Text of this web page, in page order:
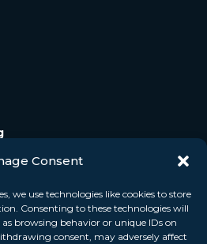
Consent
we use technologies like cookies to store
Consenting to these technologies will
browsing behavior or unique IDs on
consent, may adversely affect
Suivez-nous